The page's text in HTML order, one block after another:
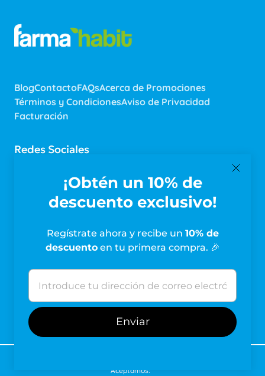
BlogContactoFAQsAcerca de Promociones
Términos y CondicionesAviso de Privacidad
Facturación
Redes Sociales
Suscríbete a Nuestro Boletín
Aceptamos:
¡Obtén un 10% de
descuento exclusivo!
Regístrate ahora y recibe un 10% de
descuentoen tu primera compra. 🎉